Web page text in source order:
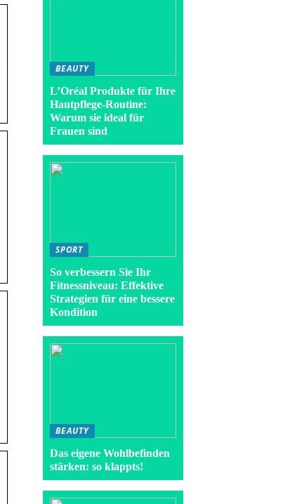
BEAUTY
L’Oréal Produkte für Ihre
Hautpflege-Routine:
Warum sie ideal für
Frauen sind
SPORT
So verbessern Sie Ihr
Fitnessniveau: Effektive
Strategien für eine bessere
Kondition
BEAUTY
Das eigene Wohlbefinden
stärken: so klappts!